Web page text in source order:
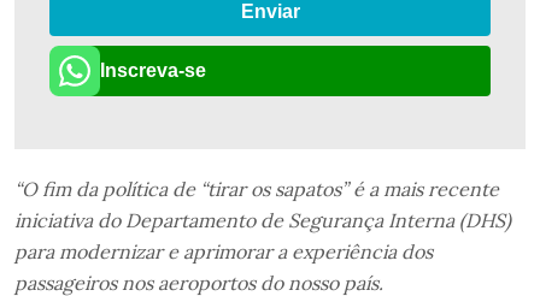
Enviar
Inscreva-se
“O fim da política de “tirar os sapatos” é a mais recente
iniciativa do Departamento de Segurança Interna (DHS)
para modernizar e aprimorar a experiência dos
passageiros nos aeroportos do nosso país.